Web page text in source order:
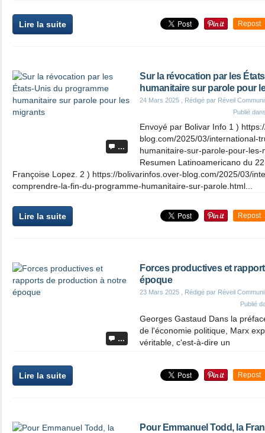
Lire la suite Repost
…
Sur la révocation par les
humanitaire sur parole pour
24 Mars 2025 , Rédigé par Réveil
Publié
Envoyé par Bolivar Info 1 )
blog.com/2025/03/international-
humanitaire-sur-parole-pour-
Resumen Latinoamericano du
Françoise Lopez. 2 ) https://bolivarinfos.over-blog.com/2025/03/
comprendre-la-fin-du-programme-humanitaire-sur-parole.html...
Lire la suite Repost
…
Forces productives et
époque
23 Mars 2025 , Rédigé par Réveil
Publié
Georges Gastaud Dans la
de l'économie politique, Marx
véritable, c'est-à-dire un
Lire la suite Repost
Pour Emmanuel Todd, la